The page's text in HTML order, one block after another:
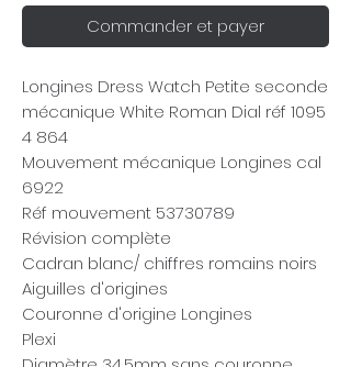
Commander et payer
Longines Dress Watch Petite seconde
mécanique White Roman Dial réf 1095
4 864
Mouvement mécanique Longines cal
6922
Réf mouvement 53730789
Révision complète
Cadran blanc/ chiffres romains noirs
Aiguilles d'origines
Couronne d'origine Longines
Plexi